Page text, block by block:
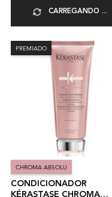
CARREGANDO ...
PREMIADO
CHROMA ABSOLU
CONDICIONADOR
KÉRASTASE CHROMA